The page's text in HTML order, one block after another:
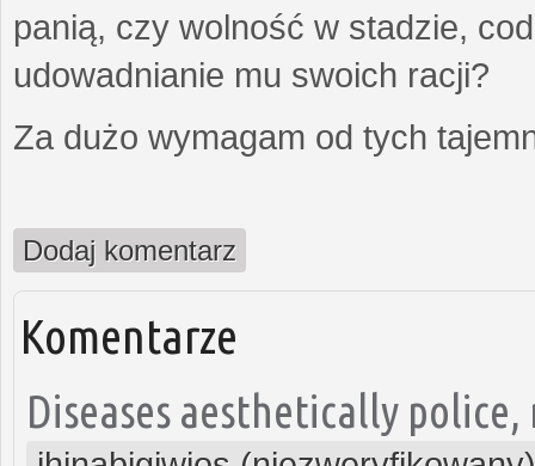
panią, czy wolność w stadzie,
udowadnianie mu swoich racji?
Za dużo wymagam od tych
Dodaj komentarz
Komentarze
Diseases aesthetically